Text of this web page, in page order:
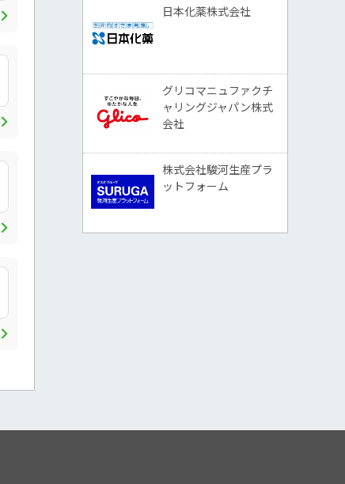
chevron_right
chevron_right
chevron_right
chevron_right
日本化薬株式会社
グリコマニュファクチ
ャリングジャパン株式
会社
株式会社駿河生産プラ
ットフォーム